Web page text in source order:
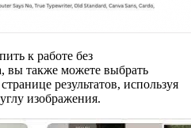
к работе без
вы также можете выбрать
результатов, используя
изображения.